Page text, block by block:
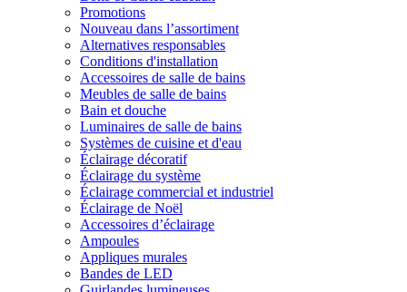
Promotions
Nouveau dans l’assortiment
Alternatives responsables
Conditions d'installation
Accessoires de salle de bains
Meubles de salle de bains
Bain et douche
Luminaires de salle de bains
Systèmes de cuisine et d'eau
Éclairage décoratif
Éclairage du système
Éclairage commercial et industriel
Éclairage de Noël
Accessoires d’éclairage
Ampoules
Appliques murales
Bandes de LED